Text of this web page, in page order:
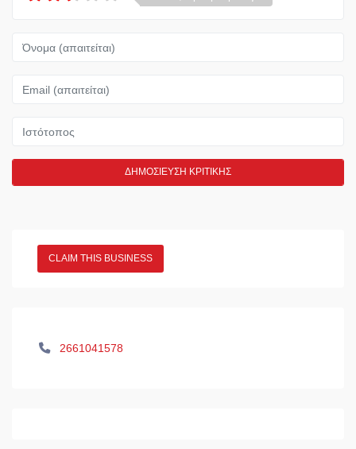
Όνομα
Email
Ιστότοπος
CLAIM THIS BUSINESS
2661041578